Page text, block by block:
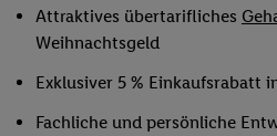
Attraktives übertarifliches
Weihnachtsgeld
Exklusiver 5 % Einkaufsrabatt
Fachliche und persönliche